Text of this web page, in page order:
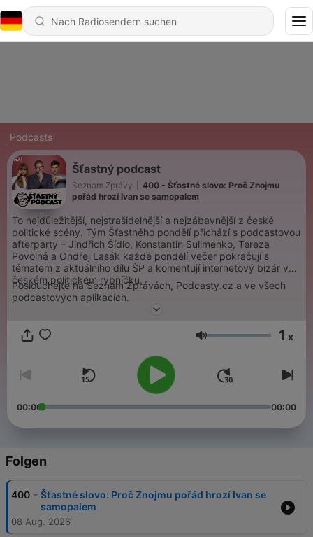
Podcasts
Šťastný podcast
Seznam Zprávy
400 - Šťastné slovo: Proč Znojmu
pořád hrozí Ivan se samopalem
To nejdůležitější, nejstrašidelnější a nejzábavnější z české
politické scény. Tým Šťastného pondělí přichází s podcastovou
afterparty – Jindřich Šídlo, Konstantin Sulimenko, Tereza
Povolná a Ondřej Lasák každé pondělí večer pokračují s
tématem z aktuálního dílu ŠP a komentují internetový bizár v
českém politickém rybníčku.
Poslouchejte na Seznam Zprávách, Podcasty.cz a ve všech
podcastových aplikacích.
Lautstärke 1 x
00:00 00:00
Folgen
400 - Šťastné slovo: Proč Znojmu pořád hrozí Ivan se
samopalem
08 Aug. 2026